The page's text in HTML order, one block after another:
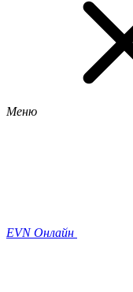
Меню
EVN Онлайн